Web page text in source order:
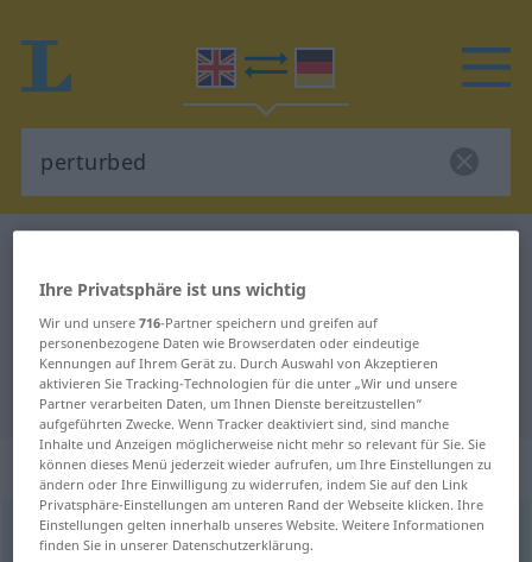
Englisch-Deutsch Übersetzung für
"perturbed"
"perturbed" Deutsch Übersetzung
„perturbed“: adjective
perturbed [pəˈtɜːbd]adj
Ihre Privatsphäre ist uns wichtig
Wir und unsere716-Partner speichern und greifen auf
personenbezogene Daten wie Browserdaten oder eindeutige
Kennungen auf Ihrem Gerät zu. Durch Auswahl von Akzeptieren
aktivieren Sie Tracking-Technologien für die unter „Wir und unsere
Partner verarbeiten Daten, um Ihnen Dienste bereitzustellen“
aufgeführten Zwecke. Wenn Tracker deaktiviert sind, sind manche
Inhalte und Anzeigen möglicherweise nicht mehr so relevant für Sie. Sie
können dieses Menü jederzeit wieder aufrufen, um Ihre Einstellungen zu
ändern oder Ihre Einwilligung zu widerrufen, indem Sie auf den Link
Privatsphäre-Einstellungen am unteren Rand der Webseite klicken. Ihre
Einstellungen gelten innerhalb unseres Website. Weitere Informationen
finden Sie in unserer Datenschutzerklärung.